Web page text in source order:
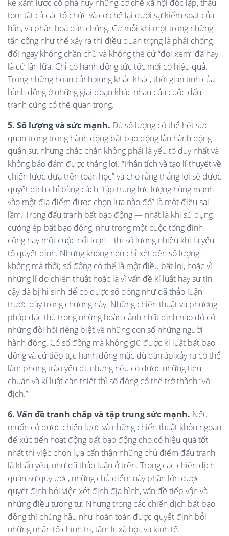
kẻ xâm lược cố phá huỷ những cơ chế xã hội độc lập, thâu
tóm tất cả các tổ chức và cơ chế lại dưới sự kiểm soát của
hắn, và phân hoá dân chúng. Cứ mỗi khi một trong những
tấn công như thế xảy ra thì điều quan trọng là phải chống
đối ngay không chần chừ và không thể cứ “đợi xem” đã hay
là cứ lần lữa. Chỉ có hành động tức tốc mới có hiệu quả.
Trong những hoàn cảnh xung khắc khác, thời gian tính của
hành động ở những giai đoạn khác nhau của cuộc đấu
tranh cũng có thể quan trọng.
5. Số lượng và sức mạnh. Dù số lượng có thể hết sức
quan trọng trong hành động bất bạo động lẫn hành động
quân sự, nhưng chắc chắn không phải là yếu tố duy nhất và
không bảo đảm được thắng lợi. “Phân tích và tạo lí thuyết về
chiến lược dựa trên toán học” và cho rằng thắng lợi sẽ được
quyết định chỉ bằng cách “tập trung lực lượng hùng mạnh
vào một địa điểm được chọn lựa nào đó” là một điều sai
lầm. Trong đấu tranh bất bạo động — nhất là khi sử dụng
cưỡng ép bất bạo động, như trong một cuộc tổng đình
công hay một cuộc nổi loạn – thì số lượng nhiều khi là yếu
tố quyết định. Nhưng không nên chỉ xét đến số lượng
không mà thôi; số đông có thể là một điều bất lợi, hoặc vì
những lí do chiến thuật hoặc là vì vấn đề kỉ luật hay sự tin
cậy đã bị hi sinh để có được số đông như đã thảo luận
trước đây trong chương này. Những chiến thuật và phương
pháp đặc thù trong những hoàn cảnh nhất định nào đó có
những đòi hỏi riêng biệt về những con số những người
hành động. Có số đông mà không giữ được kỉ luật bất bạo
động và cứ tiếp tục hành động mặc dù đàn áp xảy ra có thể
làm phong trào yếu đi, nhưng nếu có được những tiêu
chuẩn và kỉ luật cần thiết thì số đông có thể trở thành “vô
địch.”
6. Vấn đề tranh chấp và tập trung sức mạnh. Nếu
muốn có được chiến lược và những chiến thuật khôn ngoan
để xúc tiến hoạt động bất bạo động cho có hiệu quả tốt
nhất thì việc chọn lựa cẩn thận những chủ điểm đấu tranh
là khẩn yếu, như đã thảo luận ở trên. Trong các chiến dịch
quân sự quy ước, những chủ điểm này phần lớn được
quyết định bởi việc xét định địa hình, vấn đề tiếp vận và
những điều tương tự. Nhưng trong các chiến dịch bất bạo
động thì chúng hầu như hoàn toàn được quyết định bởi
những nhân tố chính trị, tâm lí, xã hội, và kinh tế.